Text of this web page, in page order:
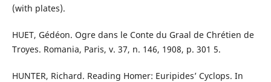
(with plates).
HUET, Gédéon. Ogre dans le Conte du Graal de Chrétien de
Troyes. Romania, Paris, v. 37, n. 146, 1908, p. 301 5.
HUNTER, Richard. Reading Homer: Euripides’ Cyclops. In